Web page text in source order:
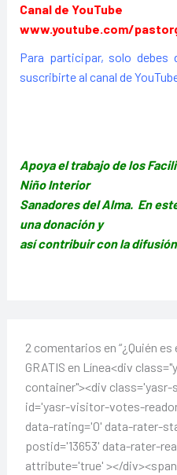
Canal de YouTube
www.youtube.com/
Para participar, solo
suscribirte al canal de
Apoya el trabajo de los
Niño Interior
Sanadores del Alma. En
una donación y
así contribuir con la
2 comentarios en “¿Quién
GRATIS en Línea<div
container"><div
id='yasr-visitor-votes-
data-rating='0' data-rater-
postid='13653' data-rater-
attribute='true' ></